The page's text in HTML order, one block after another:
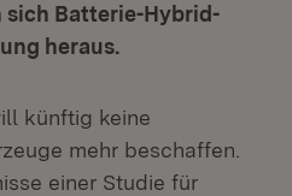
Batterie-Hybrid-
heraus.
künftig keine
mehr beschaffen.
einer Studie für